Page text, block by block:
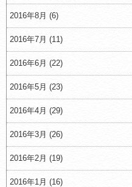
2016年8月 (6)
2016年7月 (11)
2016年6月 (22)
2016年5月 (23)
2016年4月 (29)
2016年3月 (26)
2016年2月 (19)
2016年1月 (16)